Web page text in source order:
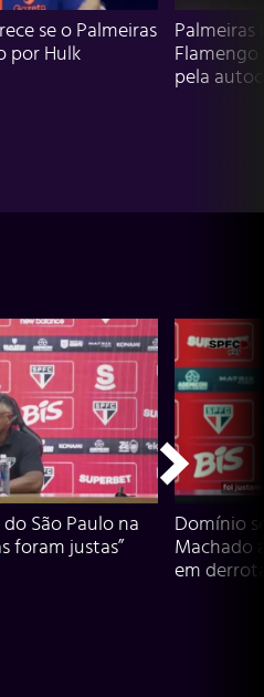
se o Palmeiras
por Hulk
Flamengo
pela
São Paulo na
foram justas”
Domínio
Machado
em